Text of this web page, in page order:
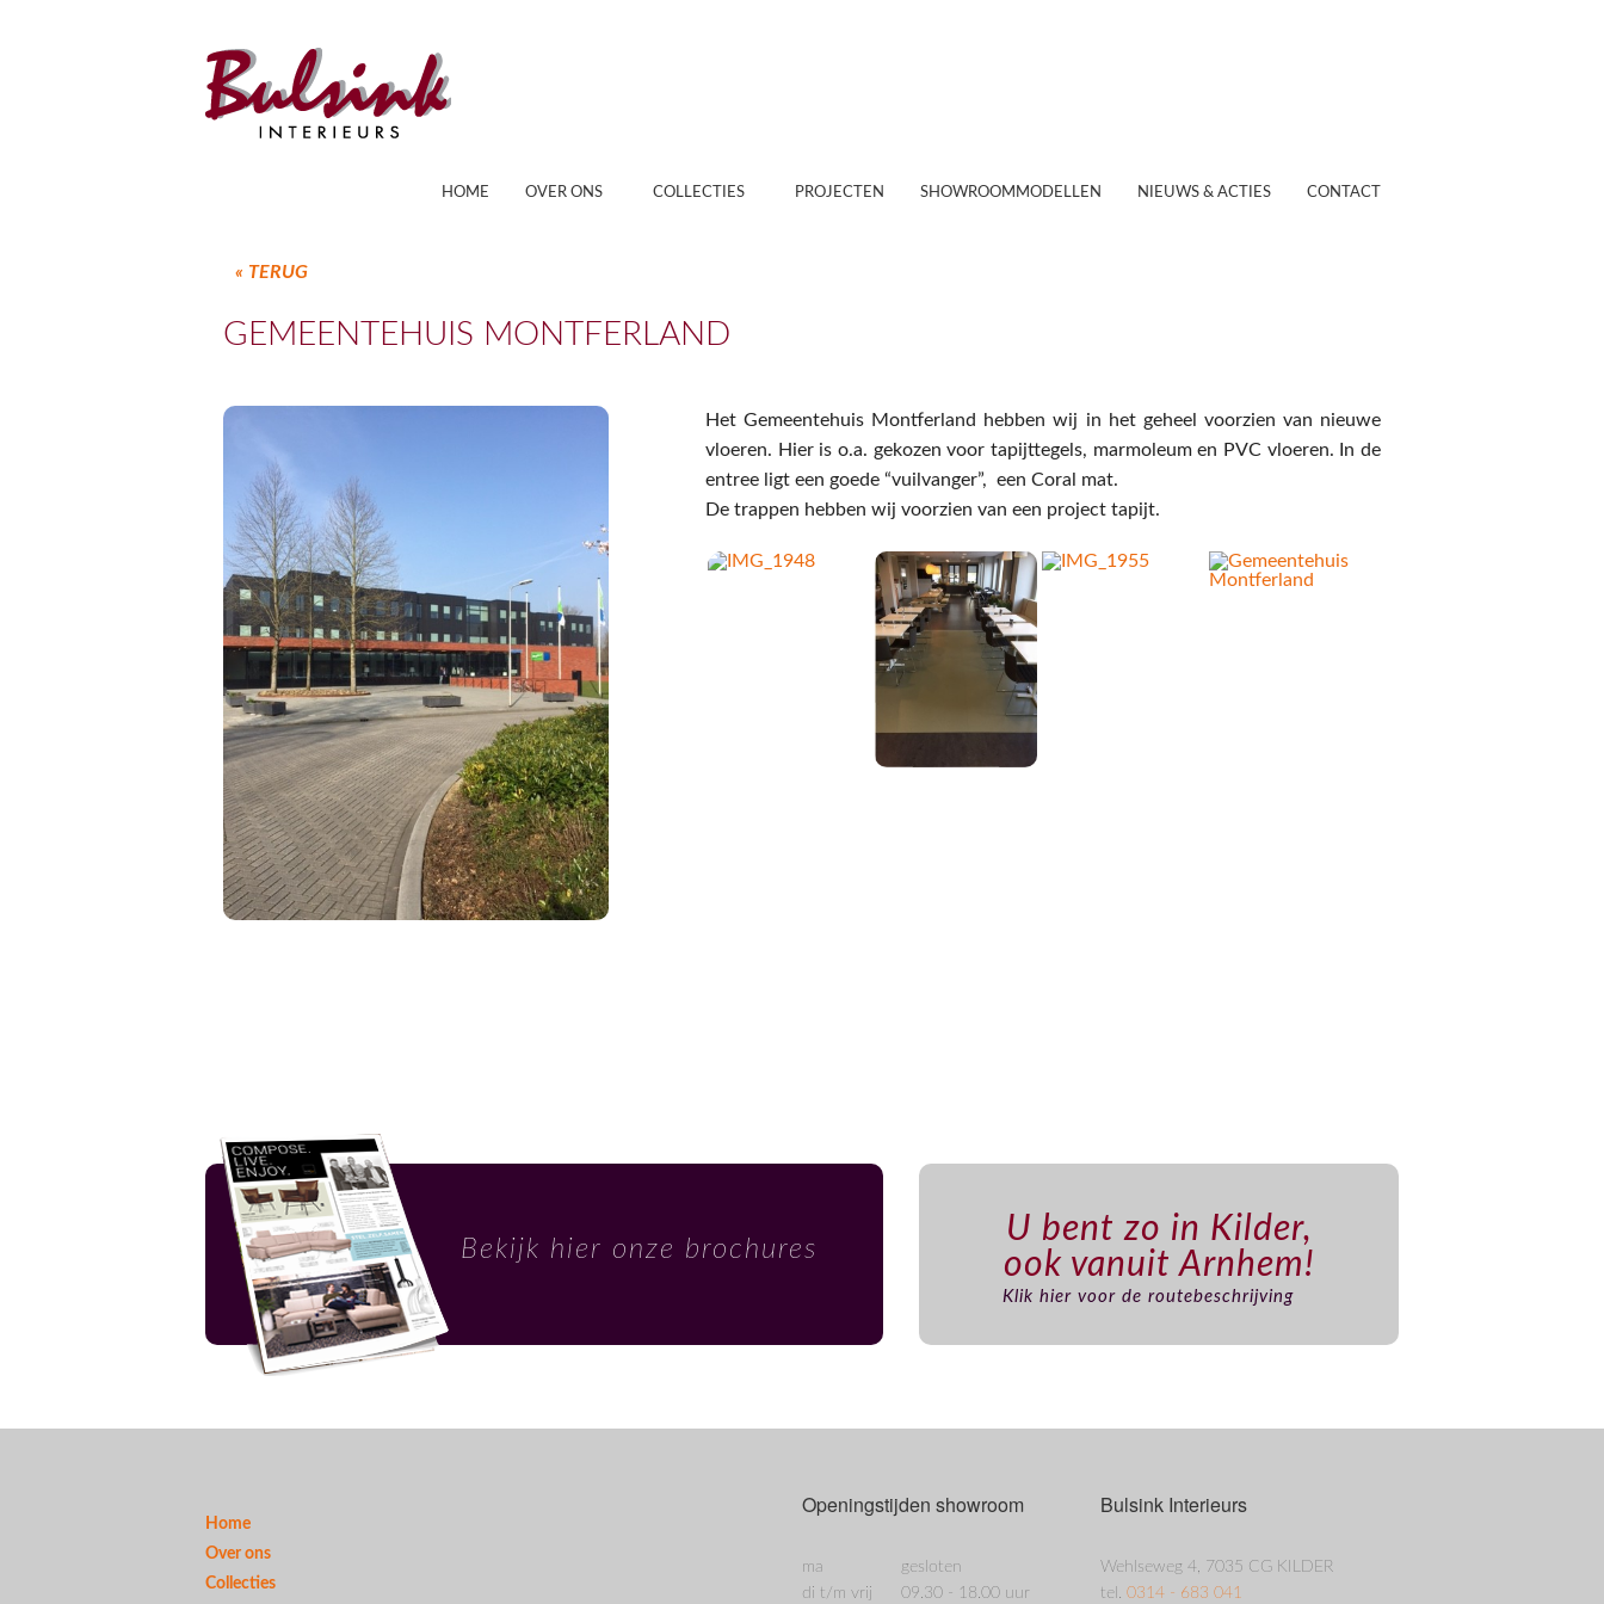
HOME OVER ONS COLLECTIES PROJECTEN SHOWROOMMODELLEN NIEUWS & ACTIES CONTACT
« TERUG
GEMEENTEHUIS MONTFERLAND
Het Gemeentehuis Montferland hebben wij in het geheel voorzien van nieuwe
vloeren. Hier is o.a. gekozen voor tapijttegels, marmoleum en PVC vloeren. In de
entree ligt een goede “vuilvanger”, een Coral mat.
De trappen hebben wij voorzien van een project tapijt.
Bekijk hier onze brochures
U bent zo in Kilder,
ook vanuit Arnhem!
Klik hier voor de routebeschrijving
Home
Over ons
Collecties
Openingstijden showroom
ma
di t/m vrij
gesloten
09.30 - 18.00 uur
Bulsink Interieurs
Wehlseweg 4, 7035 CG KILDER
tel. 0314 - 683 041